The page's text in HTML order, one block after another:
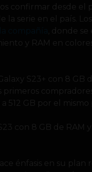
confirmar desde
la serie en el país.
, donde
y RAM en
S23+ con 8 GB
primeros
512 GB por el mismo
con 8 GB de RAM
énfasis en su plan